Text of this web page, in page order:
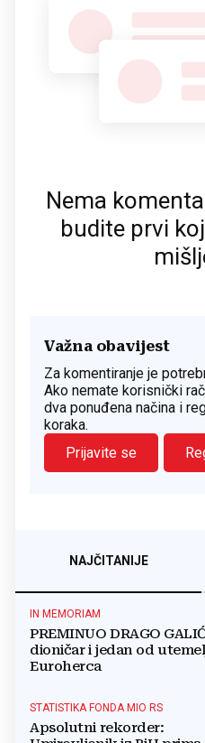
Nema
budite prvi
Važna obavijest
Za komentiranje je
Ako nemate korisnički
dva ponuđena načina i
koraka.
Prijavite se
NAJČITANIJE
IN MEMORIAM
PREMINUO DRAGO
dioničar i jedan od
Euroherca
STATISTIKA FONDA MIO RS
Apsolutni rekorder: